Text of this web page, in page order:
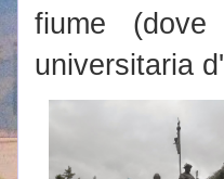
fiume
universitaria